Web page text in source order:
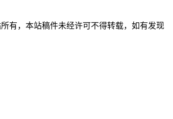
有，本站稿件未经许可不得转载，如有发现